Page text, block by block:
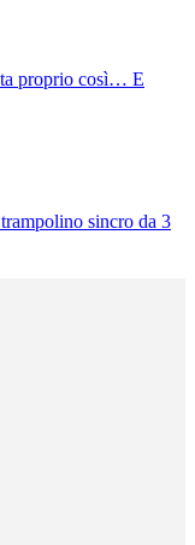
proprio così… E
sincro da 3